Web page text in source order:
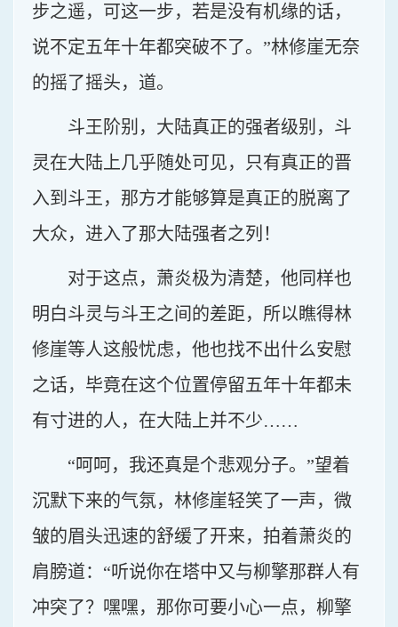
步之遥，可这一步，若是没有机缘的话，
说不定五年十年都突破不了。”林修崖无奈
的摇了摇头，道。
斗王阶别，大陆真正的强者级别，斗
灵在大陆上几乎随处可见，只有真正的晋
入到斗王，那方才能够算是真正的脱离了
大众，进入了那大陆强者之列！
对于这点，萧炎极为清楚，他同样也
明白斗灵与斗王之间的差距，所以瞧得林
修崖等人这般忧虑，他也找不出什么安慰
之话，毕竟在这个位置停留五年十年都未
有寸进的人，在大陆上并不少……
“呵呵，我还真是个悲观分子。”望着
沉默下来的气氛，林修崖轻笑了一声，微
皱的眉头迅速的舒缓了开来，拍着萧炎的
肩膀道：“听说你在塔中又与柳擎那群人有
冲突了？嘿嘿，那你可要小心一点，柳擎